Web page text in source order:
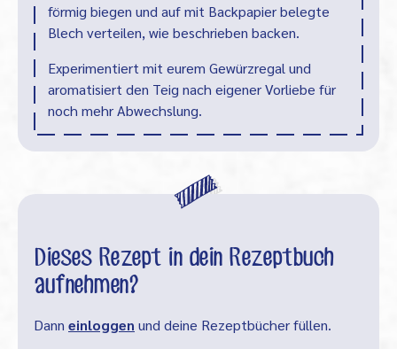
förmig biegen und auf mit Backpapier belegte
Blech verteilen, wie beschrieben backen.
Experimentiert mit eurem Gewürzregal und
aromatisiert den Teig nach eigener Vorliebe für
noch mehr Abwechslung.
Dieses Rezept in dein Rezeptbuch
aufnehmen?
Dann einloggen und deine Rezeptbücher füllen.